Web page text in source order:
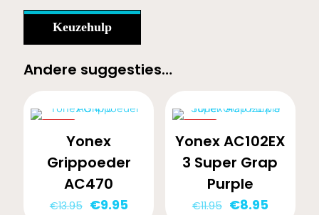
Keuzehulp
Andere suggesties…
Yonex
Grippoeder
AC470
€13.95 Oorspronkelijke
€9.95Huidige
Yonex AC102EX
3 Super Grap
Purple
€11.95 €8.95Huidige